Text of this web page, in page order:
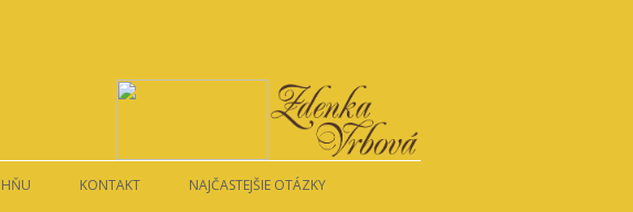
KONTAKT NAJČASTEJŠIE OTÁZKY